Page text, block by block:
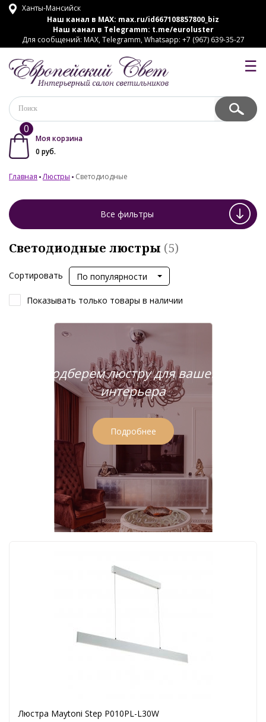
Ханты-Мансийск
Наш канал в MAX: max.ru/id667108857800_biz
Наш канал в Telegramm: t.me/euroluster
Для сообщений: MAX, Telegramm, Whatsapp: +7 (967) 639-35-27
☰
0
Моя корзина
0 руб.
Главная Люстры Светодиодные
Все фильтры
Светодиодные люстры (5)
Сортировать По популярности
Показывать только товары в наличии
Подберем люстру для вашего
интерьера
Подробнее
Люстра Maytoni Step P010PL-L30W